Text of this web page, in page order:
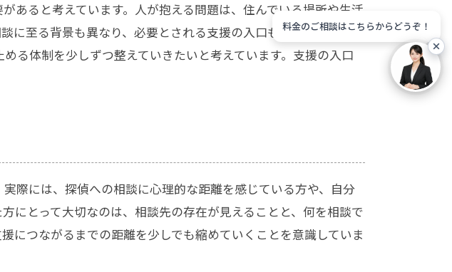
あると考えています。人が抱える問題は、住んでいる場所や生活
に至る背景も異なり、必要とされる支援の入口も一様ではありま
る体制を少しずつ整えていきたいと考えています。支援の入口
際には、探偵への相談に心理的な距離を感じている方や、自分
にとって大切なのは、相談先の存在が見えることと、何を相談で
につながるまでの距離を少しでも縮めていくことを意識していま
料金のご相談はこちらからどうぞ！